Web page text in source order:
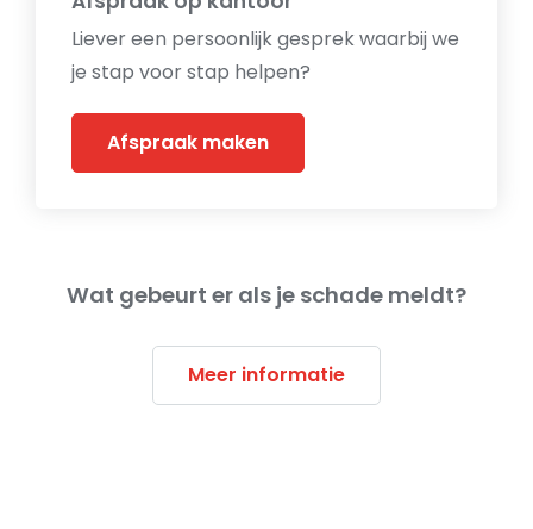
Liever een persoonlijk gesprek waarbij we
je stap voor stap helpen?
Afspraak maken
Wat gebeurt er als je schade meldt?
Meer informatie